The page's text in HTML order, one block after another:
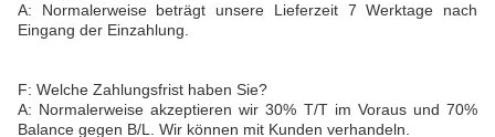
A: Normalerweise beträgt unsere Lieferzeit 7 Werktage nach
Eingang der Einzahlung.
F: Welche Zahlungsfrist haben Sie?
A: Normalerweise akzeptieren wir 30% T/T im Voraus und 70%
Balance gegen B/L. Wir können mit Kunden verhandeln.